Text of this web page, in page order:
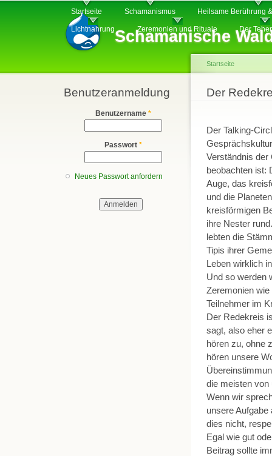
Schamanische
Hauptmenü
Startseite Schamanismus Heilsame Berührung
Lichtnahrung Zeremonien und Rituale Der
Benutzeranmeldung
Benutzername *
Passwort *
Neues Passwort anfordern
Sie sind hier
Startseite
Der
Der Talking-
Verständnis der
beobachten ist:
Auge, das
und die
kreisförmigen
ihre Nester
lebten die
Tipis ihrer
Leben wirklich
Und so werden
Zeremonien
Teilnehmer im
Der Redekreis
sagt, also eher
hören zu, ohne
hören unsere
die meisten von
Wenn wir
unsere
dies nicht,
Egal wie gut
Beitrag sollte